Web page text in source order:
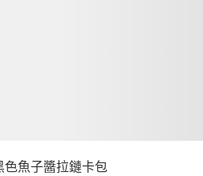
色魚子醬拉鏈卡包